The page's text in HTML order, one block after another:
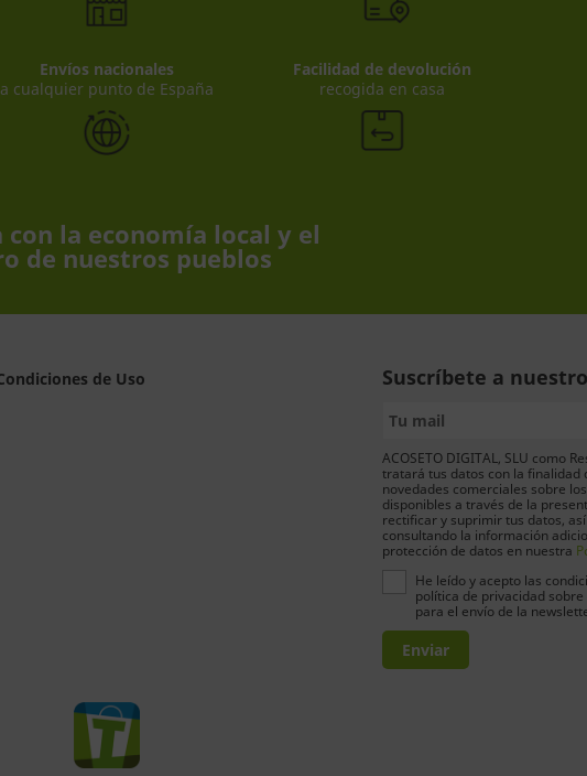
Envíos nacionales
a cualquier punto de España
Facilidad de devolución
recogida en casa
con la economía local y el
de nuestros pueblos
de Uso
Suscríbete a
ACOSETO DIGITAL, SLU como
tratará tus datos con la
novedades comerciales sobre
disponibles a través de la
rectificar y suprimir tus datos,
consultando la información
protección de datos en nuestra
He leído y acepto las
política de privacidad
para el envío de la
Enviar